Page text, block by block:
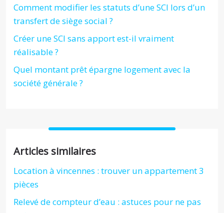
Comment modifier les statuts d’une SCI lors d’un
transfert de siège social ?
Créer une SCI sans apport est-il vraiment
réalisable ?
Quel montant prêt épargne logement avec la
société générale ?
Articles similaires
Location à vincennes : trouver un appartement 3
pièces
Relevé de compteur d’eau : astuces pour ne pas